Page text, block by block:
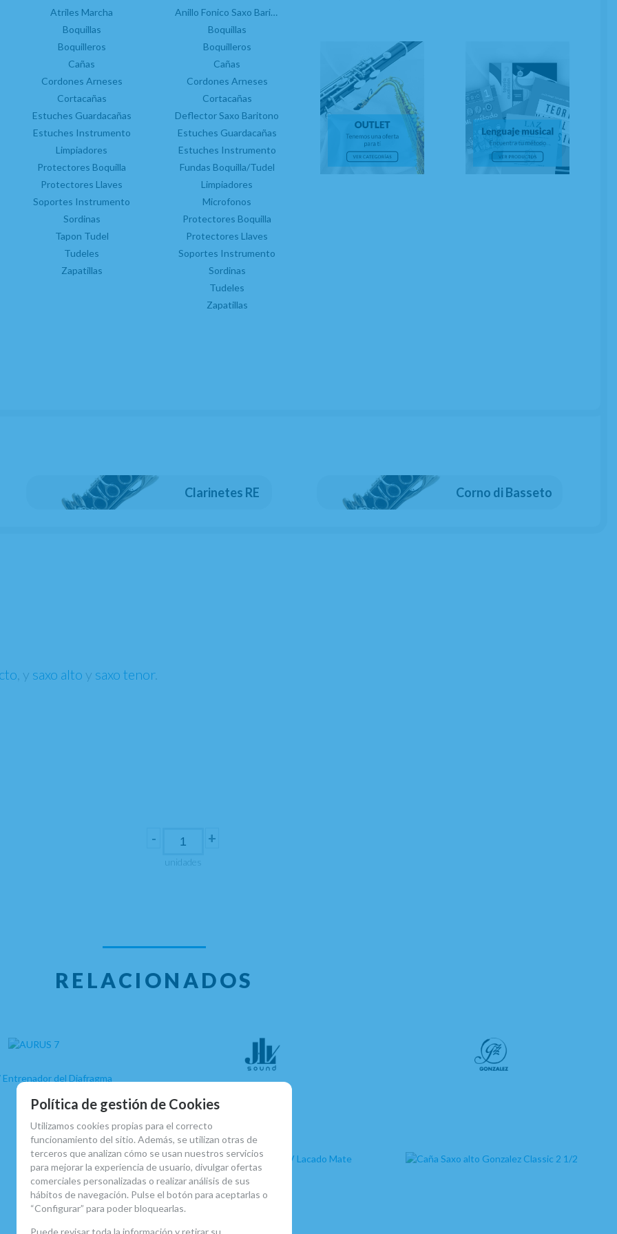
Anillos Fónicos
Boquillas Clarinete Bajo
Boquilleros
Campanas
Cañas
Control Humedad
Cordones
Cortacañas
Estuches Instrumento
Fundas Boquilla
Grasas
Limpiadores
Picas
Soportes Instrumento
Tudeles
Campanas
Clarinetes RE Corno di Basseto
Atriles Marcha
Boquillas
Boquilleros
Cañas
Cordones Arneses
Cortacañas
Estuches Guardacañas
Estuches Instrumento
Limpiadores
Protectores Boquilla
Protectores Llaves
Soportes Instrumento
Sordinas
Tapon Tudel
Tudeles
Zapatillas
Anillo Fonico Saxo Baritono
Boquillas
Boquilleros
Cañas
Cordones Arneses
Cortacañas
Deflector Saxo Baritono
Estuches Guardacañas
Estuches Instrumento
Fundas Boquilla/Tudel
Limpiadores
Microfonos
Protectores Boquilla
Protectores Llaves
Soportes Instrumento
Sordinas
Tudeles
Zapatillas
-
unidades
+
AÑADIR A CESTA
si te quieres gastar poco dinero y quieres un instrumento que te de una buena respuesta en
Boehm están revisados por nuestros técnicos en el Atelier de Celia, y su puesta a punto es
seguridad y una boquilla con su abrazadera y boquillero en dorado
, y saxo alto y saxo tenor.
RELACIONADOS
Política de gestión de Cookies
Utilizamos cookies propias para el correcto
funcionamiento del sitio. Además, se utilizan otras de
terceros que analizan cómo se usan nuestros servicios
para mejorar la experiencia de usuario, divulgar ofertas
comerciales personalizadas o realizar análisis de sus
hábitos de navegación. Pulse el botón para aceptarlas o
“Configurar” para poder bloquearlas.
Puede revisar toda la información y retirar su